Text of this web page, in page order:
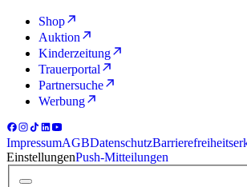
Shop
Auktion
Kinderzeitung
Trauerportal
Partnersuche
Werbung
ImpressumAGBDatenschutz
EinstellungenPush-Mitteilungen